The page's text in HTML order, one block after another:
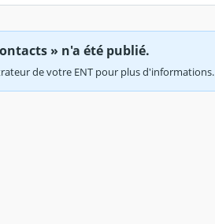
» n'a été publié.
de votre ENT pour plus d'informations.